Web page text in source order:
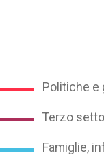
Politiche e
Terzo
Famiglie,